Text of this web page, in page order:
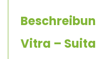
Vitra –